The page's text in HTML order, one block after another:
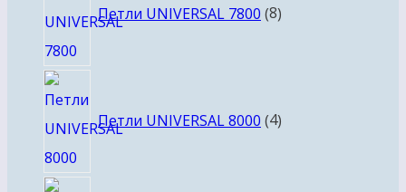
Петли UNIVERSAL 7800 8товаров
Петли UNIVERSAL 8000 4товара